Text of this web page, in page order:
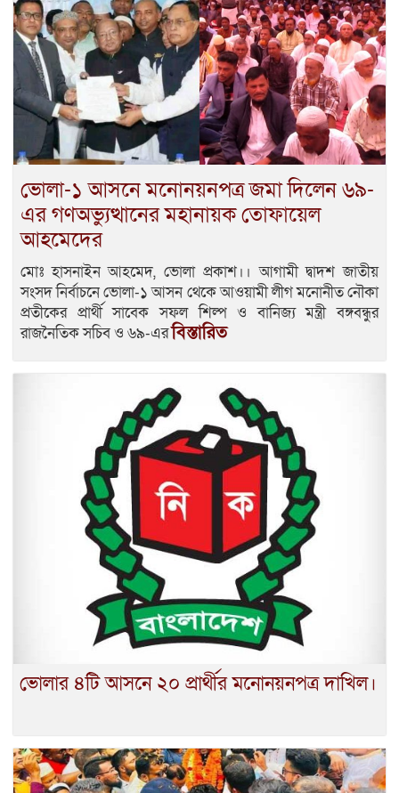
ভোলা-১ আসনে মনোনয়নপত্র জমা দিলেন ৬৯-
এর গণঅভ্যুত্থানের মহানায়ক তোফায়েল
আহমেদের
মোঃ হাসনাইন আহমেদ, ভোলা প্রকাশ।। আগামী দ্বাদশ জাতীয়
সংসদ নির্বাচনে ভোলা-১ আসন থেকে আওয়ামী লীগ মনোনীত নৌকা
প্রতীকের প্রার্থী সাবেক সফল শিল্প ও বানিজ্য মন্ত্রী বঙ্গবন্ধুর
রাজনৈতিক সচিব ও ৬৯-এরবিস্তারিত
ভোলার ৪টি আসনে ২০ প্রার্থীর মনোনয়নপত্র দাখিল।